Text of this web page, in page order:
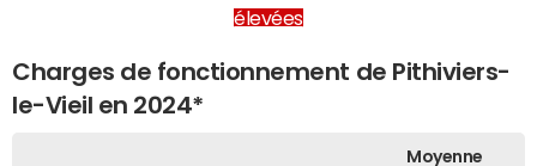
élevées
Charges de fonctionnement de Pithiviers-
le-Vieil en 2024*
Moyenne